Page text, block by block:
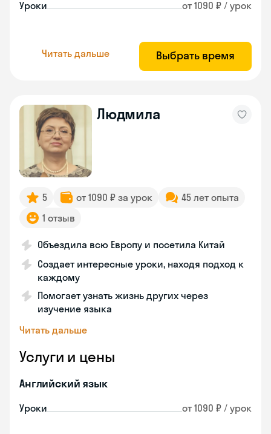
Уроки от 1090 ₽ / урок
Читать дальше Выбрать время
Людмила
5 от 1090 ₽ за урок
45 лет опыта
1 отзыв
Объездила всю Европу и посетила Китай
Создает интересные уроки, находя подход к
каждому
Помогает узнать жизнь других через
изучение языка
Читать дальше
Услуги и цены
Английский язык
Уроки от 1090 ₽ / урок